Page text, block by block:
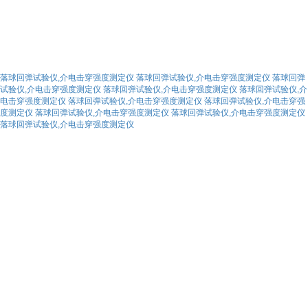
落球回弹试验仪,介电击穿强度测定仪 落球回弹试验仪,介电击穿强度测定仪 落球回弹
试验仪,介电击穿强度测定仪 落球回弹试验仪,介电击穿强度测定仪 落球回弹试验仪,介
电击穿强度测定仪 落球回弹试验仪,介电击穿强度测定仪 落球回弹试验仪,介电击穿强
度测定仪 落球回弹试验仪,介电击穿强度测定仪 落球回弹试验仪,介电击穿强度测定仪
落球回弹试验仪,介电击穿强度测定仪